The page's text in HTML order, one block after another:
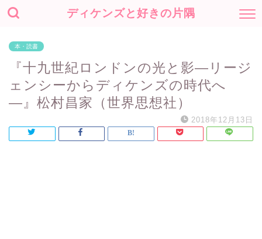
ディケンズと好きの片隅
本・読書
『十九世紀ロンドンの光と影―リージ
ェンシーからディケンズの時代へ
―』松村昌家（世界思想社）
2018年12月13日